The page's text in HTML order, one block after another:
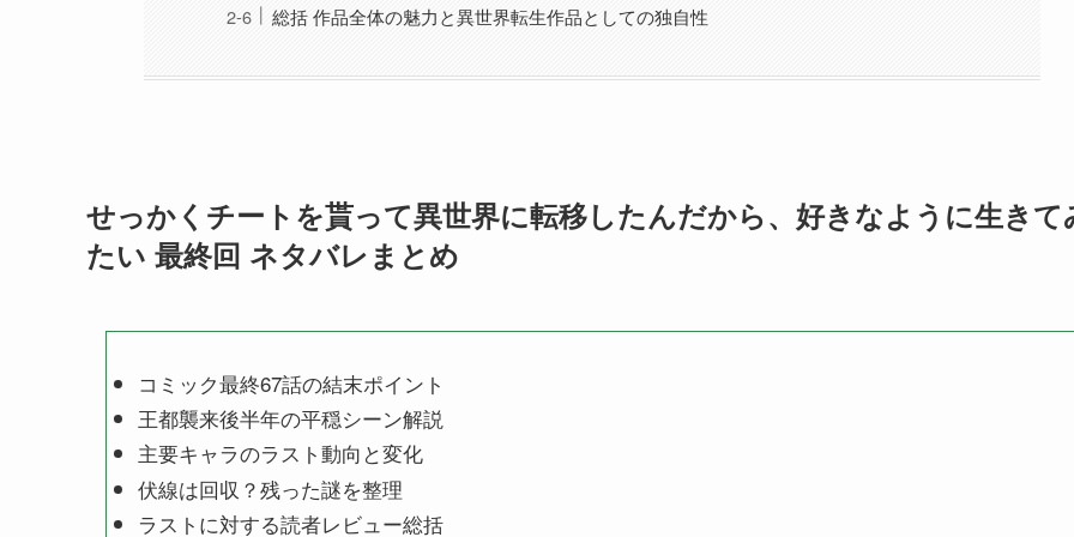
総括 作品全体の魅力と異世界転生作品としての独自性
せっかくチートを貰って異世界に転移したんだから、好きなように生きて
たい 最終回 ネタバレまとめ
コミック最終67話の結末ポイント
王都襲来後半年の平穏シーン解説
主要キャラのラスト動向と変化
伏線は回収？残った謎を整理
ラストに対する読者レビュー総括